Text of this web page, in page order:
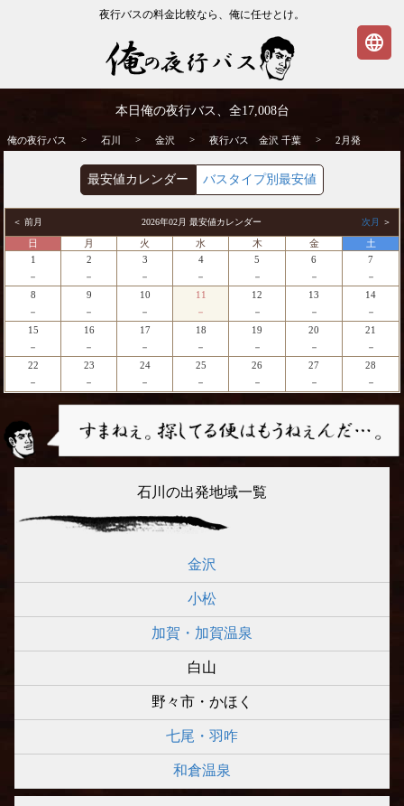
夜行バスの料金比較なら、俺に任せとけ。
| 俺の夜行バス
本日俺の夜行バス、全17,008台
俺の夜行バス > 石川 > 金沢 > 夜行バス 金沢 千葉 > 2月発
最安値カレンダー バスタイプ別最安値
＜ 前月 2026年02月 最安値カレンダー 次月 ＞
日 月 火 水 木 金
土
1
－
2
－
3
－
4
－
5
－
6
－
7
－
8
－
9
－
10
－
11
－
12
－
13
－
14
－
15
－
16
－
17
－
18
－
19
－
20
－
21
－
22
－
23
－
24
－
25
－
26
－
27
－
28
－
石川の出発地域一覧
金沢
小松
加賀・加賀温泉
白山
野々市・かほく
七尾・羽咋
和倉温泉
language